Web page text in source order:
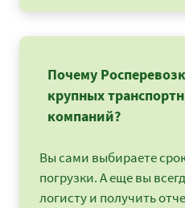
Почему
крупных
компаний?
Вы сами выбираете
погрузки. А еще вы
логисту и получить